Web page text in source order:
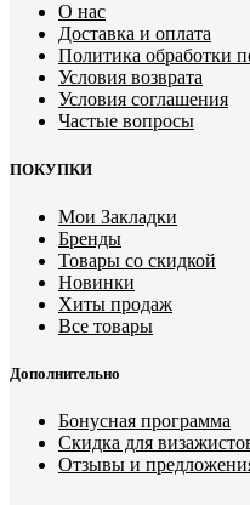
О нас
Доставка и оплата
Политика обработки
Условия возврата
Условия соглашения
Частые вопросы
ПОКУПКИ
Мои Закладки
Бренды
Товары со скидкой
Новинки
Хиты продаж
Все товары
Дополнительно
Бонусная программа
Скидка для
Отзывы и